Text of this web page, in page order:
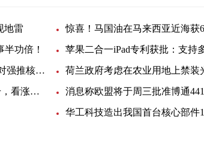
地雷 惊喜！马国油在马来西亚近海获
功倍！
韩国反排海团队与日本民众共同举行集会 反对强推核污染水排海 荷兰政府考虑在农业用地上禁装
EIA月度展望：美国明年底产油量将小幅提升，看涨未来油价 消息称欧盟将于周三批准博通